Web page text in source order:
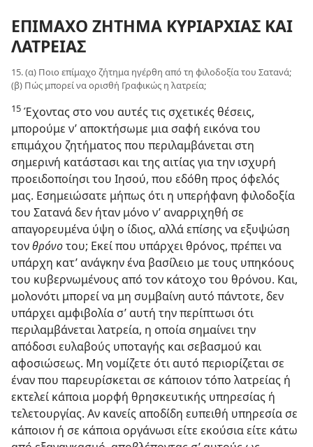
ΕΠΙΜΑΧΟ ΖΗΤΗΜΑ ΚΥΡΙΑΡΧΙΑΣ ΚΑΙ
ΛΑΤΡΕΙΑΣ
15. (α) Ποιο επίμαχο ζήτημα ηγέρθη από τη φιλοδοξία του Σατανά;
(β) Πώς μπορεί να ορισθή Γραφικώς η λατρεία;
15 Έχοντας στο νου αυτές τις σχετικές θέσεις,
μπορούμε ν’ αποκτήσωμε μια σαφή εικόνα του
επιμάχου ζητήματος που περιλαμβάνεται στη
σημερινή κατάστασι και της αιτίας για την ισχυρή
προειδοποίησι του Ιησού, που εδόθη προς όφελός
μας. Εσημειώσατε μήπως ότι η υπερήφανη φιλοδοξία
του Σατανά δεν ήταν μόνο ν’ αναρριχηθή σε
απαγορευμένα ύψη ο ίδιος, αλλά επίσης να εξυψώση
τονθρόνοτου; Εκεί που υπάρχει θρόνος, πρέπει να
υπάρχη κατ’ ανάγκην ένα βασίλειο με τους υπηκόους
του κυβερνωμένους από τον κάτοχο του θρόνου. Και,
μολονότι μπορεί να μη συμβαίνη αυτό πάντοτε, δεν
υπάρχει αμφιβολία σ’ αυτή την περίπτωσι ότι
περιλαμβάνεται λατρεία, η οποία σημαίνει την
απόδοσι ευλαβούς υποταγής και σεβασμού και
αφοσιώσεως. Μη νομίζετε ότι αυτό περιορίζεται σε
έναν που παρευρίσκεται σε κάποιον τόπο λατρείας ή
εκτελεί κάποια μορφή θρησκευτικής υπηρεσίας ή
τελετουργίας. Αν κανείς αποδίδη ευπειθή υπηρεσία σε
κάποιον ή σε κάποια οργάνωσι είτε εκούσια είτε κάτω